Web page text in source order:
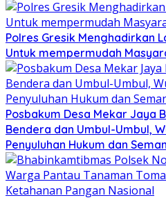
Polres Gresik Menghadirkan
Untuk mempermudah
Posbakum Desa Mekar Jaya
Bendera dan Umbul-Umbul,
Penyuluhan Hukum dan